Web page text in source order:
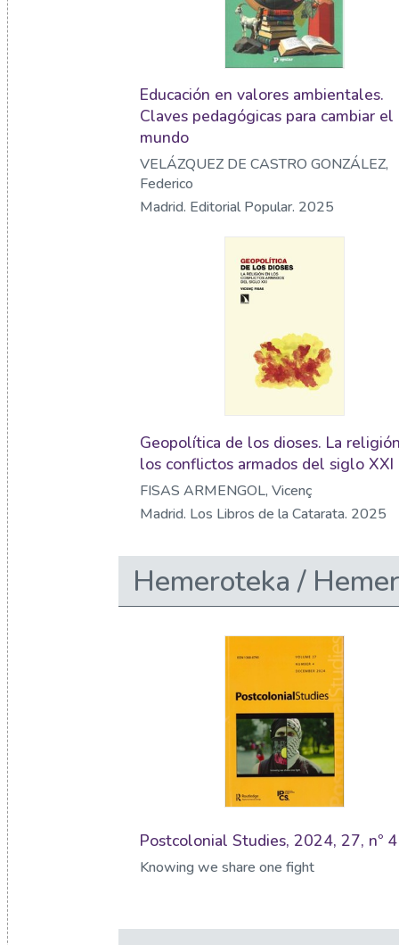
Educación en valores ambientales.
Claves pedagógicas para cambiar el
mundo
VELÁZQUEZ DE CASTRO GONZÁLEZ,
Federico
Madrid. Editorial Popular. 2025
Geopolítica de los dioses. La
los conflictos armados del siglo XXI
FISAS ARMENGOL, Vicenç
Madrid. Los Libros de la Catarata. 2025
Hemeroteka /
Postcolonial Studies, 2024, 27, nº 4
Knowing we share one fight